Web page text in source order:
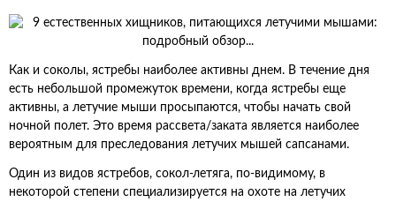
Как и соколы, ястребы наиболее активны днем. В течение дня
есть небольшой промежуток времени, когда ястребы еще
активны, а летучие мыши просыпаются, чтобы начать свой
ночной полет. Это время рассвета/заката является наиболее
вероятным для преследования летучих мышей сапсанами.
Один из видов ястребов, сокол-летяга, по-видимому, в
некоторой степени специализируется на охоте на летучих